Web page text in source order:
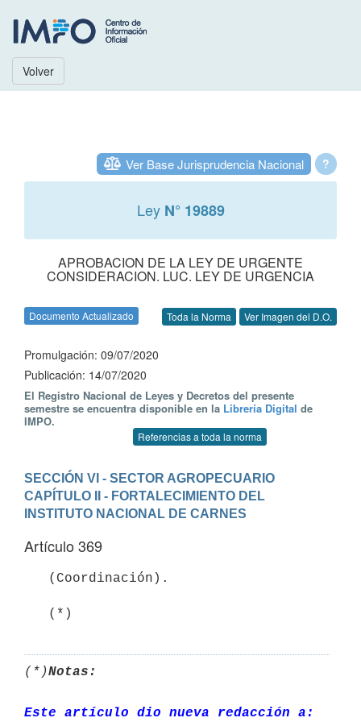
Volver
?
Ver Base Jurisprudencia Nacional
Ley N° 19889
APROBACION DE LA LEY DE URGENTE
CONSIDERACION. LUC. LEY DE URGENCIA
Documento Actualizado Toda la Norma Ver Imagen del D.O.
Promulgación: 09/07/2020
Publicación: 14/07/2020
El Registro Nacional de Leyes y Decretos del presente
semestre se encuentra disponible en la Librería Digital de
IMPO.
Referencias a toda la norma
SECCIÓN VI - SECTOR AGROPECUARIO
CAPÍTULO II - FORTALECIMIENTO DEL
INSTITUTO NACIONAL DE CARNES
Artículo 369
   (*)
(*)Notas:
Este artículo dio nueva redacción a: